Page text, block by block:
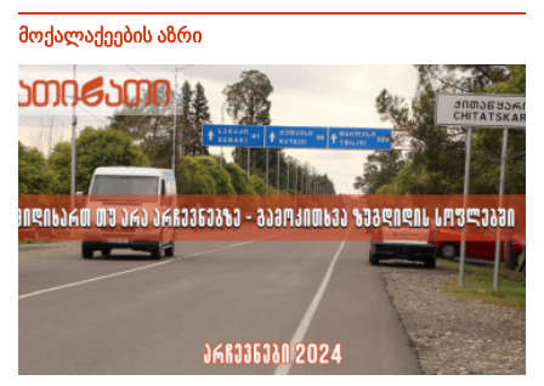
მოქალაქეების აზრი